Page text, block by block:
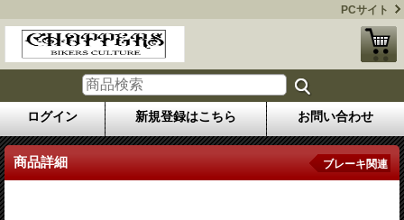
PCサイト
ログイン 新規登録はこちら お問い合わせ
商品詳細 ブレーキ関連